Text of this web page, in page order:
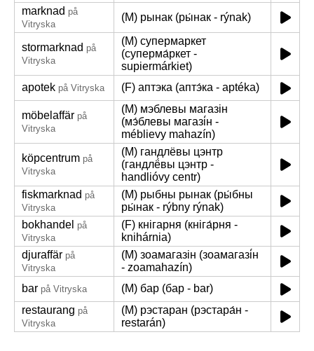
marknad på
Vitryska
(M) рынак (ры́нак - rýnak)
stormarknad på
Vitryska
(M) супермаркет
(суперма́ркет -
supiermárkiet)
apotek på Vitryska (F) аптэка (аптэ́ка - aptéka)
möbelaffär på
Vitryska
(M) мэблевы магазін
(мэ́блевы магазі́н -
méblievy mahazín)
köpcentrum på
Vitryska
(M) гандлёвы цэнтр
(гандлё́вы цэнтр -
handlióvy centr)
fiskmarknad på
Vitryska
(M) рыбны рынак (ры́бны
ры́нак - rýbny rýnak)
bokhandel på
Vitryska
(F) кнігарня (кніга́рня -
knihárnia)
djuraffär på
Vitryska
(M) зоамагазін (зоамагазі́н
- zoamahazín)
bar på Vitryska
(M) бар (бар - bar)
restaurang på
Vitryska
(M) рэстаран (рэстара́н -
restarán)